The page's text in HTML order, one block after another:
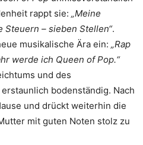
rappt sie: „Meine
Steuern – sieben Stellen“.
musikalische Ära ein: „Rap
werde ich Queen of Pop.“
und des
bodenständig. Nach
und drückt weiterhin die
mit guten Noten stolz zu